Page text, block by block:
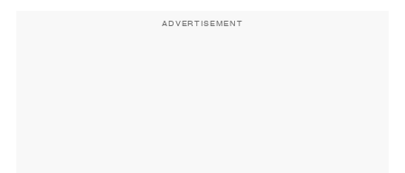
ADVERTISEMENT